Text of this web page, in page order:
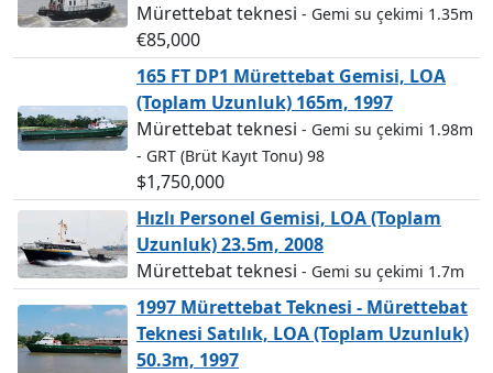
Mürettebat teknesi - Gemi su çekimi 1.35m
€85,000
165 FT DP1 Mürettebat Gemisi, LOA
(Toplam Uzunluk) 165m, 1997
Mürettebat teknesi - Gemi su çekimi 1.98m
- GRT (Brüt Kayıt Tonu) 98
$1,750,000
Hızlı Personel Gemisi, LOA (Toplam
Uzunluk) 23.5m, 2008
Mürettebat teknesi - Gemi su çekimi 1.7m
1997 Mürettebat Teknesi - Mürettebat
Teknesi Satılık, LOA (Toplam Uzunluk)
50.3m, 1997